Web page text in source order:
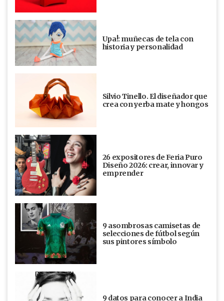
Upa!: muñecas de tela con
historia y personalidad
Silvio Tinello. El diseñador que
crea con yerba mate y hongos
26 expositores de Feria Puro
Diseño 2026: crear, innovar y
emprender
9 asombrosas camisetas de
selecciones de fútbol según
sus pintores símbolo
9 datos para conocer a India